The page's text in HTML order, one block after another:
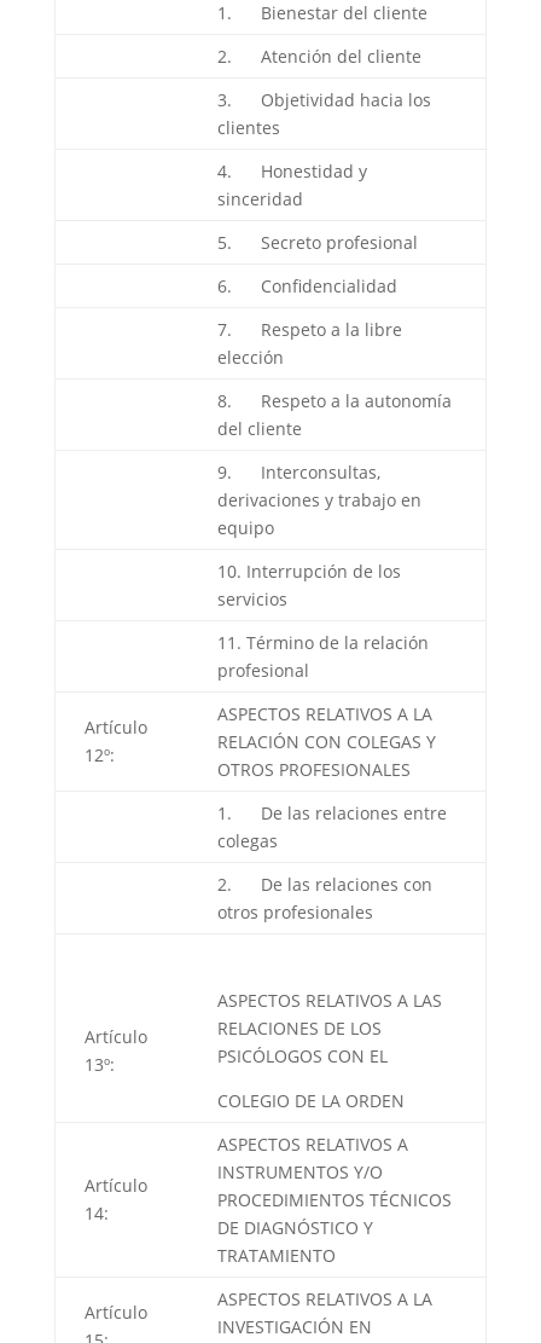
1. Bienestar del cliente
2. Atención del cliente
3. Objetividad hacia los
clientes
4. Honestidad y
sinceridad
5. Secreto profesional
6. Confidencialidad
7. Respeto a la libre
elección
8. Respeto a la autonomía
del cliente
9. Interconsultas,
derivaciones y trabajo en
equipo
10. Interrupción de los
servicios
11. Término de la relación
profesional
Artículo
12º:
ASPECTOS RELATIVOS A LA
RELACIÓN CON COLEGAS Y
OTROS PROFESIONALES
1. De las relaciones entre
colegas
2. De las relaciones con
otros profesionales
Artículo
13º:
ASPECTOS RELATIVOS A LAS
RELACIONES DE LOS
PSICÓLOGOS CON EL
COLEGIO DE LA ORDEN
Artículo
14:
ASPECTOS RELATIVOS A
INSTRUMENTOS Y/O
PROCEDIMIENTOS TÉCNICOS
DE DIAGNÓSTICO Y
TRATAMIENTO
Artículo
ASPECTOS RELATIVOS A LA
INVESTIGACIÓN EN